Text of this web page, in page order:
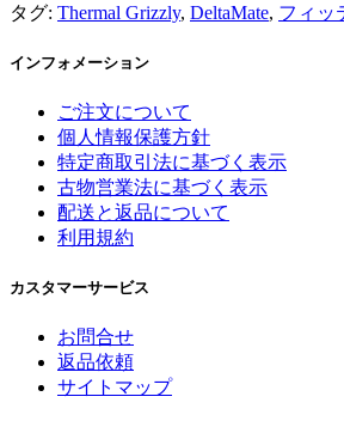
タグ: Thermal Grizzly, DeltaMate, フィッ
インフォメーション
ご注文について
個人情報保護方針
特定商取引法に基づく表示
古物営業法に基づく表示
配送と返品について
利用規約
カスタマーサービス
お問合せ
返品依頼
サイトマップ